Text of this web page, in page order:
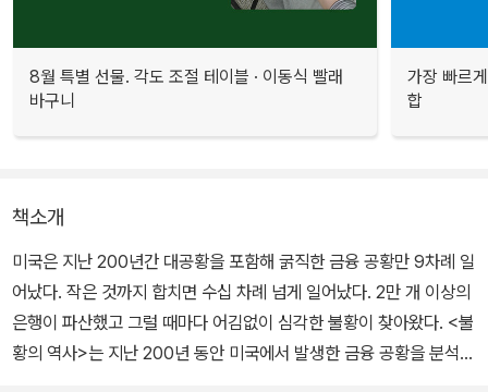
8월 특별 선물. 각도 조절 테이블 · 이동식 빨래
바구니
가장 빠르
합
책소개
미국은 지난 200년간 대공황을 포함해 굵직한 금융 공황만 9차례 일
어났다. 작은 것까지 합치면 수십 차례 넘게 일어났다. 2만 개 이상의
은행이 파산했고 그럴 때마다 어김없이 심각한 불황이 찾아왔다. <불
황의 역사>는 지난 200년 동안 미국에서 발생한 금융 공황을 분석한